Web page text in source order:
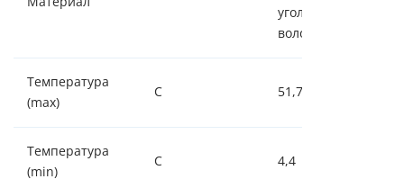
угольным
волокном
Температура
(max)
С 51,7
Температура
(min)
С 4,4